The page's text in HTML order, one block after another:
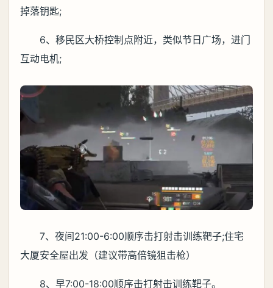
掉落钥匙;
6、移民区大桥控制点附近，类似节日广场，进门
互动电机;
7、夜间21:00-6:00顺序击打射击训练靶子;住宅
大厦安全屋出发（建议带高倍镜狙击枪）
8、早7:00-18:00顺序击打射击训练靶子。